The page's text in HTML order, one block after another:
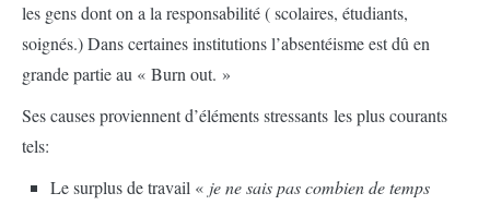
les gens dont on a la responsabilité ( scolaires, étudiants,
soignés.) Dans certaines institutions l’absentéisme est dû en
grande partie au « Burn out. »
Ses causes proviennent d’éléments stressants les plus courants
tels:
Le surplus de travail « je ne sais pas combien de temps